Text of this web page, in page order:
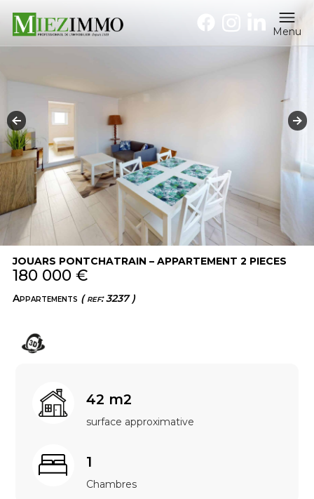
Menu
JOUARS PONTCHATRAIN – APPARTEMENT 2 PIECES
180 000 €
Appartements ( ref: 3237 )
42 m2
surface approximative
1
Chambres